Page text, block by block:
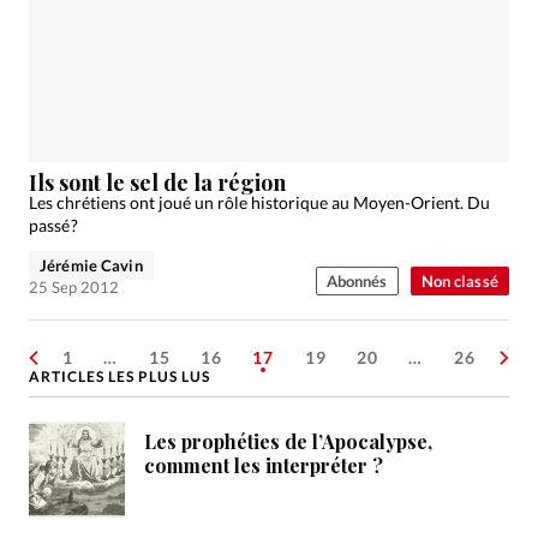
Non classé
Ils sont le sel de la région
Les chrétiens ont joué un rôle historique au Moyen-Orient. Du
passé ?
Jérémie Cavin
25 Sep 2012
Abonnés
1 … 15 16 17 19 20 … 26
ARTICLES LES PLUS LUS
Les prophéties de l’Apocalypse,
comment les interpréter ?